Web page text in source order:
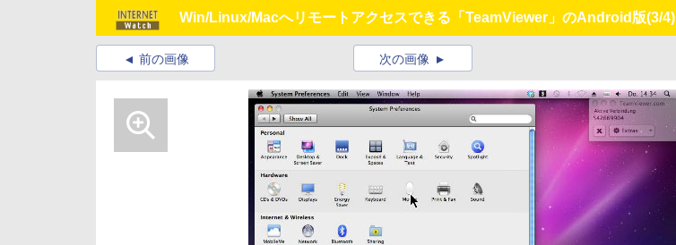
Win/Linux/Macへリモートアクセスできる「TeamViewer」のAndroid版(3/4)
前の画像 次の画像